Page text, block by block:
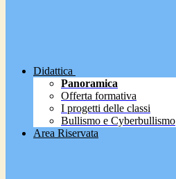
Didattica
Panoramica
Offerta formativa
I progetti delle classi
Bullismo e Cyberbullismo
Area Riservata